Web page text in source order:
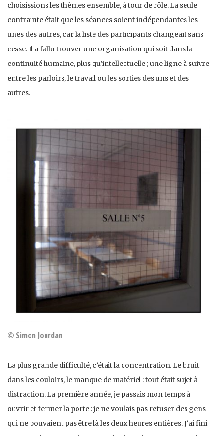
choisissions les thèmes ensemble, à tour de rôle. La seule
contrainte était que les séances soient indépendantes les
unes des autres, car la liste des participants changeait sans
cesse. Il a fallu trouver une organisation qui soit dans la
continuité humaine, plus qu’intellectuelle ; une ligne à suivre
entre les parloirs, le travail ou les sorties des uns et des
autres.
© Simon Jourdan
La plus grande difficulté, c’était la concentration. Le bruit
dans les couloirs, le manque de matériel : tout était sujet à
distraction. La première année, je passais mon temps à
ouvrir et fermer la porte : je ne voulais pas refuser des gens
qui ne pouvaient pas être là les deux heures entières. J’ai fini